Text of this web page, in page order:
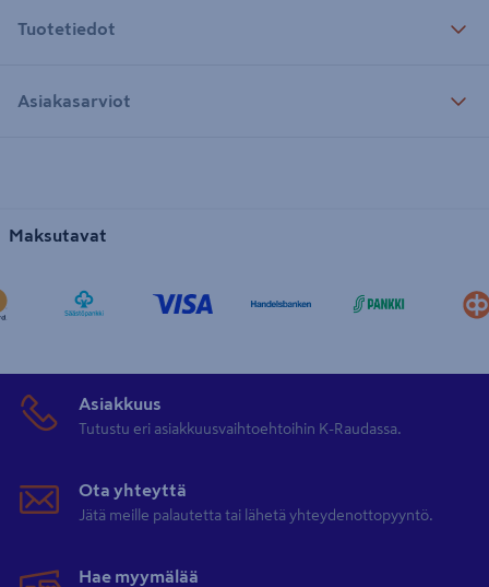
Tuotetiedot
Asiakasarviot
Maksutavat
Asiakkuus
Tutustu eri asiakkuusvaihtoehtoihin K-Raudassa.
Ota yhteyttä
Jätä meille palautetta tai lähetä yhteydenottopyyntö.
Hae myymälää